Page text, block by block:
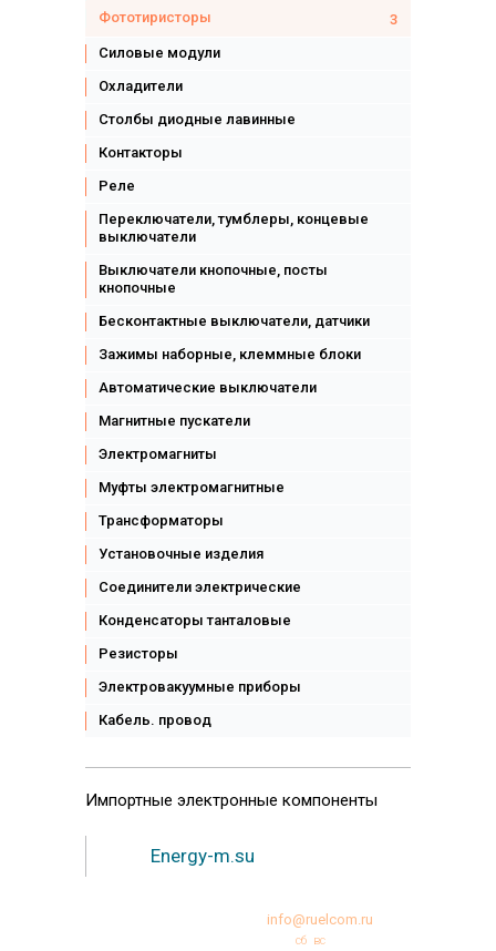
Фототиристоры
3
Силовые модули
Охладители
Столбы диодные лавинные
Контакторы
Реле
Переключатели, тумблеры, концевые
выключатели
Выключатели кнопочные, посты
кнопочные
Бесконтактные выключатели, датчики
Зажимы наборные, клеммные блоки
Автоматические выключатели
Магнитные пускатели
Электромагниты
Муфты электромагнитные
Трансформаторы
Установочные изделия
Соединители электрические
Конденсаторы танталовые
Резисторы
Электровакуумные приборы
Кабель. провод
Импортные электронные компоненты
Energy-m.su
info@ruelcom.ru
сб вс